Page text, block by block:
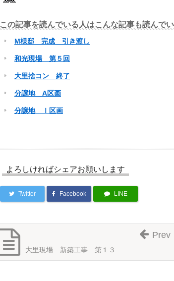
この記事を読んでいる人はこんな記事も読んで
M様邸 完成 引き渡し
和光現場 第５回
大里捨コン 終了
分譲地 A区画
分譲地 Ｉ区画
よろしければシェアお願いします
Twitter Facebook LINE
大里現場 新築工事 第１３
Prev